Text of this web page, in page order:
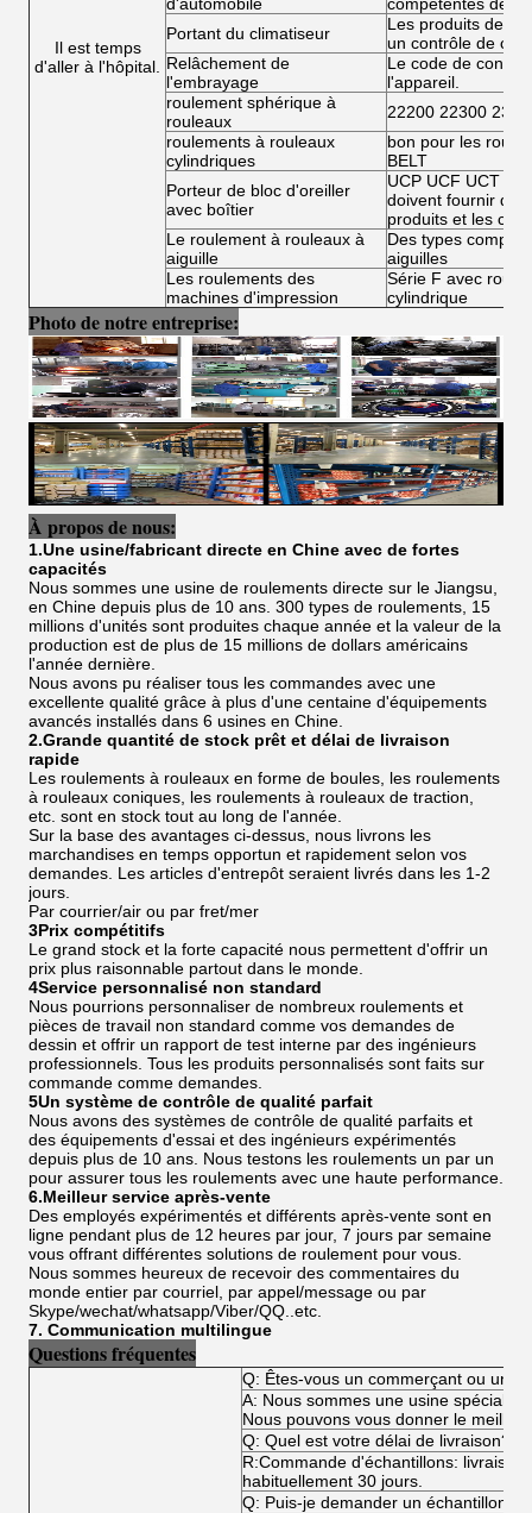
Il est temps
d'aller à l'hôpital.
Portant du climatiseur
Les produits de la
un contrôle de
Relâchement de
l'embrayage
Le code de
l'appareil.
roulement sphérique à
rouleaux
22200 22300
roulements à rouleaux
cylindriques
bon pour les
BELT
Porteur de bloc d'oreiller
avec boîtier
UCP UCF UCT
doivent fournir
produits et les
Le roulement à rouleaux à
aiguille
Des types
aiguilles
Les roulements des
machines d'impression
Série F avec
cylindrique
Photo de notre entreprise:
À propos de nous:
1.Une usine/fabricant directe en Chine avec de fortes
capacités
Nous sommes une usine de roulements directe sur le Jiangsu,
en Chine depuis plus de 10 ans. 300 types de roulements, 15
millions d'unités sont produites chaque année et la valeur de la
production est de plus de 15 millions de dollars américains
l'année dernière.
Nous avons pu réaliser tous les commandes avec une
excellente qualité grâce à plus d'une centaine d'équipements
avancés installés dans 6 usines en Chine.
2.Grande quantité de stock prêt et délai de livraison
rapide
Les roulements à rouleaux en forme de boules, les roulements
à rouleaux coniques, les roulements à rouleaux de traction,
etc. sont en stock tout au long de l'année.
Sur la base des avantages ci-dessus, nous livrons les
marchandises en temps opportun et rapidement selon vos
demandes. Les articles d'entrepôt seraient livrés dans les 1-2
jours.
Par courrier/air ou par fret/mer
3Prix compétitifs
Le grand stock et la forte capacité nous permettent d'offrir un
prix plus raisonnable partout dans le monde.
4Service personnalisé non standard
Nous pourrions personnaliser de nombreux roulements et
pièces de travail non standard comme vos demandes de
dessin et offrir un rapport de test interne par des ingénieurs
professionnels. Tous les produits personnalisés sont faits sur
commande comme demandes.
5Un système de contrôle de qualité parfait
Nous avons des systèmes de contrôle de qualité parfaits et
des équipements d'essai et des ingénieurs expérimentés
depuis plus de 10 ans. Nous testons les roulements un par un
pour assurer tous les roulements avec une haute performance.
6.Meilleur service après-vente
Des employés expérimentés et différents après-vente sont en
ligne pendant plus de 12 heures par jour, 7 jours par semaine
vous offrant différentes solutions de roulement pour vous.
Nous sommes heureux de recevoir des commentaires du
monde entier par courriel, par appel/message ou par
Skype/wechat/whatsapp/Viber/QQ..etc.
7. Communication multilingue
Questions fréquentes
Q: Êtes-vous un commerçant ou un
A: Nous sommes une usine
Nous pouvons vous donner le
Q: Quel est votre délai de livraison?
R:Commande d'échantillons:
habituellement 30 jours.
Q: Puis-je demander un échantillon?